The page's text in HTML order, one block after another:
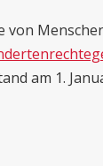
von
am 1.